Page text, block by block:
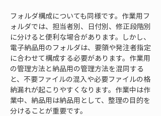
フォルダ構成についても同様です。作業用フ
ォルダでは、担当者別、日付別、修正段階別
に分けると便利な場合があります。しかし、
電子納品用のフォルダは、要領や発注者指定
に合わせて構成する必要があります。作業用
の管理方法と納品用の管理方法を混同する
と、不要ファイルの混入や必要ファイルの格
納漏れが起こりやすくなります。作業中は作
業中、納品用は納品用として、整理の目的を
分けることが重要です。